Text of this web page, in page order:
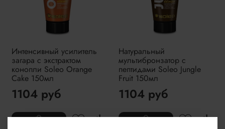
Интенсивный усилитель
загара с экстрактом
конопли Soleo Orange
Cake 150мл
1104 руб
Натуральный
мультибронзатор с
пептидами Soleo Jungle
Fruit 150мл
1104 руб